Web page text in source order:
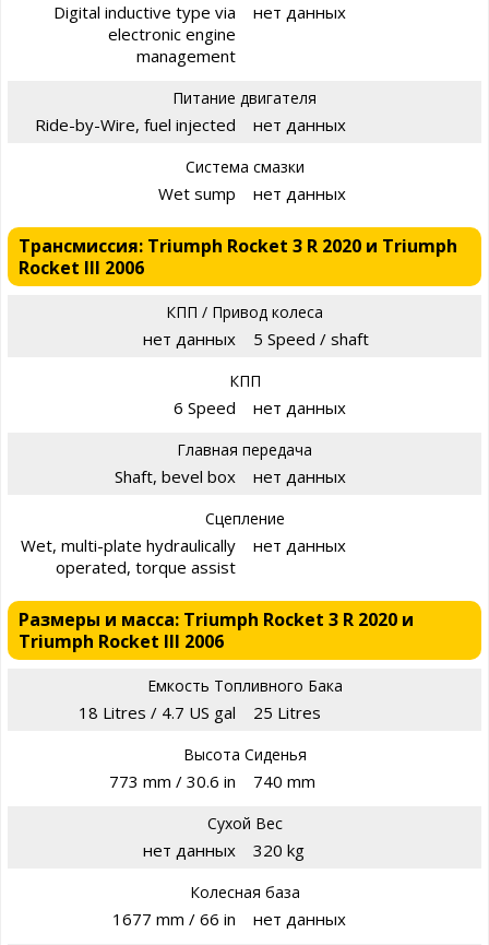
Digital inductive type via
electronic engine
management
нет данных
Питание двигателя
Ride-by-Wire, fuel injected нет данных
Система смазки
Wet sump нет данных
Трансмиссия: Triumph Rocket 3 R 2020 и Triumph
Rocket III 2006
КПП / Привод колеса
нет данных 5 Speed / shaft
КПП
6 Speed нет данных
Главная передача
Shaft, bevel box нет данных
Сцепление
Wet, multi-plate hydraulically
operated, torque assist
нет данных
Размеры и масса: Triumph Rocket 3 R 2020 и
Triumph Rocket III 2006
Емкость Топливного Бака
18 Litres / 4.7 US gal 25 Litres
Высота Сиденья
773 mm / 30.6 in 740 mm
Сухой Вес
нет данных 320 kg
Колесная база
1677 mm / 66 in нет данных